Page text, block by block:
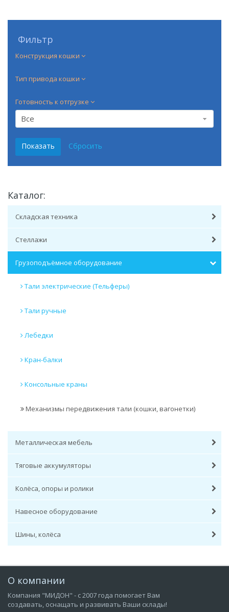
Фильтр
Конструкция кошки
Тип привода кошки
Готовность к отгрузке
Все
Каталог:
Складская техника
Стеллажи
Грузоподъёмное оборудование
Тали электрические (Тельферы)
Тали ручные
Лебедки
Кран-балки
Консольные краны
Механизмы передвижения тали (кошки, вагонетки)
Металлическая мебель
Тяговые аккумуляторы
Колёса, опоры и ролики
Навесное оборудование
Шины, колёса
О компании
Компания "МИДОН" - с 2007 года помогает Вам
создавать, оснащать и развивать Ваши склады!